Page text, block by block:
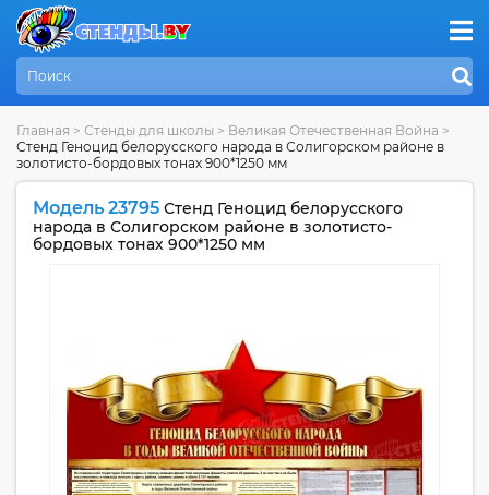
Главная > Стенды для школы > Великая Отечественная Война >
Стенд Геноцид белорусского народа в Солигорском районе в
золотисто-бордовых тонах 900*1250 мм
Модель 23795 Стенд Геноцид белорусского
народа в Солигорском районе в золотисто-
бордовых тонах 900*1250 мм